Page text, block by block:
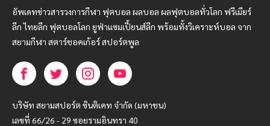
อัพเดทข่าวสารวงการกีฬา ฟุตบอล ผลบอล ผลฟุตบอลทั่วโลก ฟรีเมียร์
ลีก ไทยลีก ฟุตบอลโลก ยูฟ่าแซมเปี้ยนส์ลีก พร้อมทั้งวิเคราะห์บอล จาก
สยามกีฬา สตาร์ชอคเก้อร์ สปอร์ตพูล
บริษัท สยามสปอร์ต ซินติเคท จำกัด (มหาชน)
เลขที่ 66/26 - 29 ซอยรามอินทรา 40